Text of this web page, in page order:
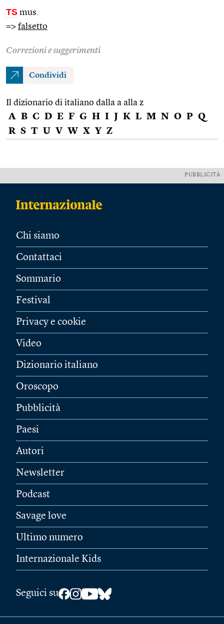
TS mus.
=> falsetto
Correzioni e suggerimenti
Condividi
Il dizionario di italiano dalla a alla z
A B C D E F G H I J K L M N O P Q
R S T U V W X Y Z
PUBBLICITÀ
Chi siamo
Contattaci
Sommario
Festival
Privacy e cookie
Video
Dizionario italiano
Oroscopo
Pubblicità
Paesi
Autori
Newsletter
Podcast
Savage love
Ultimo numero
Internazionale Kids
Seguici su